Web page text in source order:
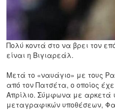
Πολύ κοντά στο να βρει τον
είναι η Βιγιαρεάλ.
Μετά το «ναυάγιο» με τους
από τον Πατσέτα, ο οποίος
Απρίλιο. Σύμφωνα με αρκετά
μεταγραφικών υποθέσεων,